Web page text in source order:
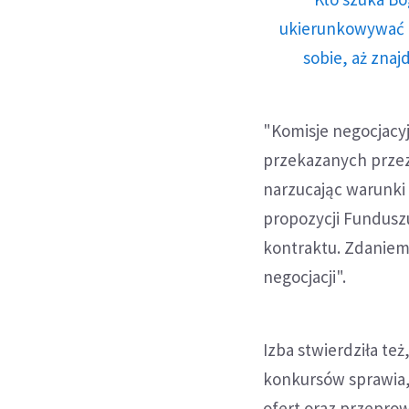
ukierunkowywać
sobie, aż
"Komisje
przekazanych
narzucając
propozycji
kontraktu.
negocjacji".
Izba stwierdziła
konkursów